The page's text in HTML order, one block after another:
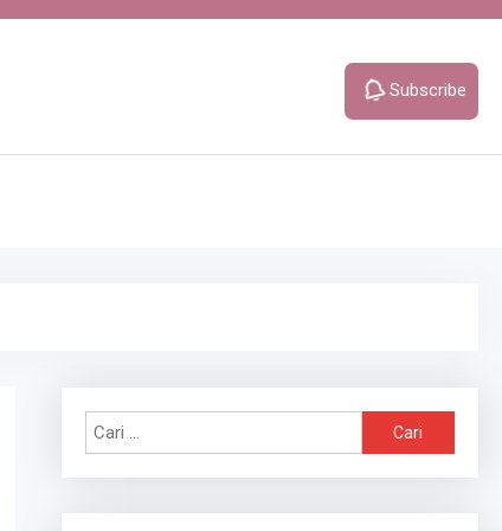
Subscribe
untuk: